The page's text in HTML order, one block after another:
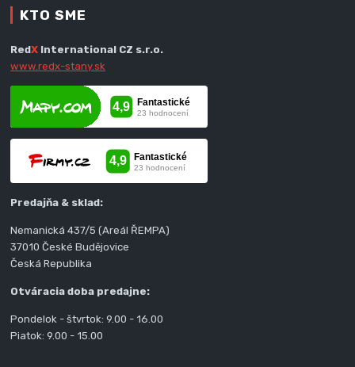
KTO SME
RedX International CZ s.r.o.
www.redx-stany.sk
Predajňa & sklad:
Nemanická 437/5 (Areál ŘEMPA)
37010 České Budějovice
Česká Republika
Otváracia doba predajne:
Pondelok - štvrtok: 9.00 - 16.00
Piatok: 9.00 - 15.00